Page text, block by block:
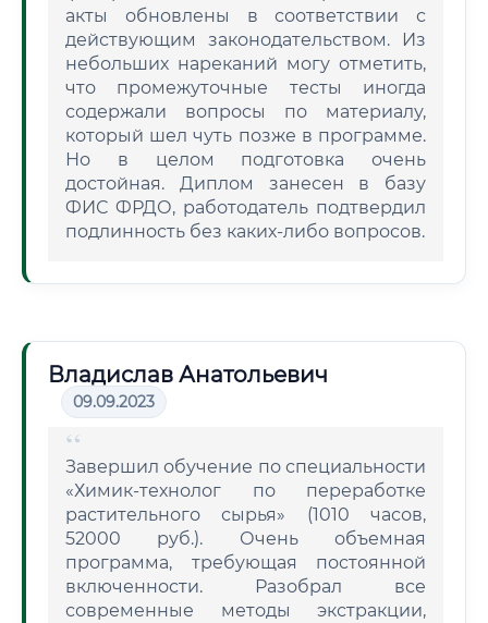
акты обновлены в соответствии с
действующим законодательством. Из
небольших нареканий могу отметить,
что промежуточные тесты иногда
содержали вопросы по материалу,
который шел чуть позже в программе.
Но в целом подготовка очень
достойная. Диплом занесен в базу
ФИС ФРДО, работодатель подтвердил
подлинность без каких-либо вопросов.
Владислав Анатольевич
09.09.2023
Завершил обучение по специальности
«Химик-технолог по переработке
растительного сырья» (1010 часов,
52000 руб.). Очень объемная
программа, требующая постоянной
включенности. Разобрал все
современные методы экстракции,